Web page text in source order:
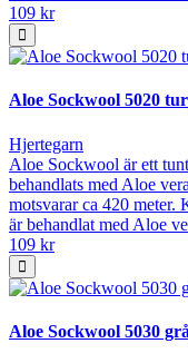
109 kr
Aloe Sockwool 5020
Hjertegarn
Aloe Sockwool är ett
behandlats med Aloe
motsvarar ca 420
är behandlat med Aloe
109 kr
Aloe Sockwool 5030